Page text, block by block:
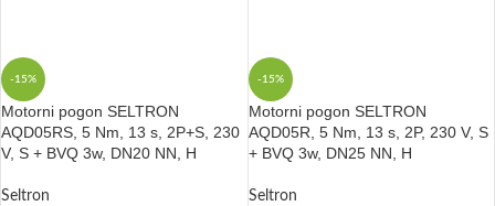
-15%
Motorni pogon SELTRON
AQD05RS, 5 Nm, 13 s, 2P+S, 230
V, S + BVQ 3w, DN20 NN, H
Seltron
-15%
Motorni pogon SELTRON
AQD05R, 5 Nm, 13 s, 2P, 230 V, S
+ BVQ 3w, DN25 NN, H
Seltron